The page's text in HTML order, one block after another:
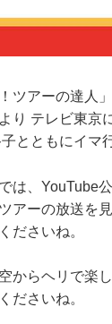
ツアーの達人」
り テレビ東京
とともにイマ
は、YouTube
アーの放送を
ださいね。
からヘリで楽
ださいね。